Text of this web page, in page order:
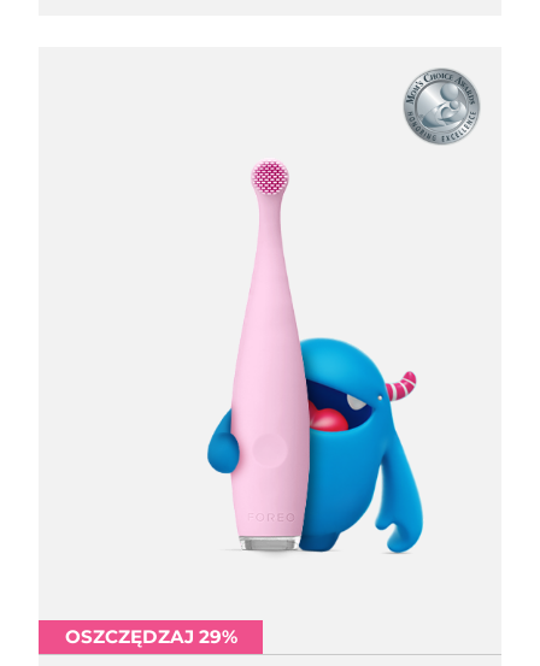
OSZCZĘDZAJ 29%
OSZCZĘDZAJ 29%
OSZCZĘDZAJ 29%